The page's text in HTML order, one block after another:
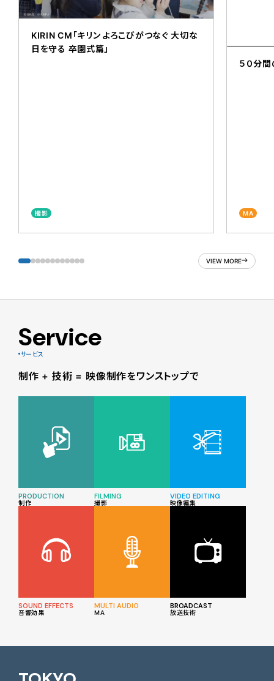
KIRIN CM「キリン よろこびがつなぐ 大切な
日を守る 卒園式篇」
撮影
５０分
MA
VIEW MORE
Service
サービス
制作 + 技術 = 映像制作をワンストップで
PRODUCTION
制作
FILMING
撮影
VIDEO EDITING
映像編集
SOUND EFFECTS
音響効果
MULTI AUDIO
MA
BROADCAST
放送技術